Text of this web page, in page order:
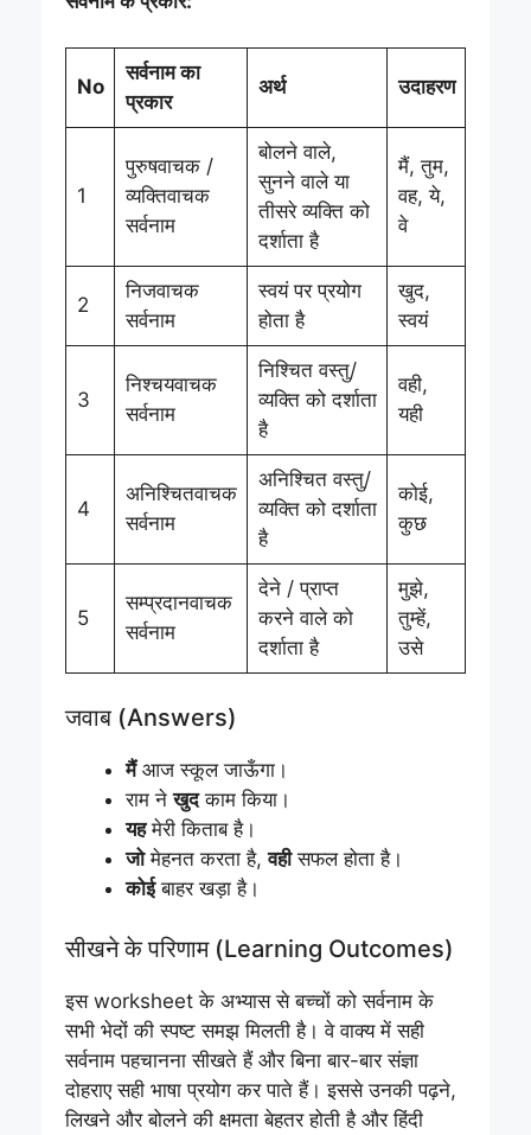
No
सर्वनाम का
प्रकार
अर्थ उदाहरण
1
पुरुषवाचक /
व्यक्तिवाचक
सर्वनाम
बोलने वाले,
सुनने वाले या
तीसरे व्यक्ति को
दर्शाता है
मैं, तुम,
वह, ये,
वे
2
निजवाचक
सर्वनाम
स्वयं पर प्रयोग
होता है
खुद,
स्वयं
3
निश्चयवाचक
सर्वनाम
निश्चित वस्तु/
व्यक्ति को दर्शाता
है
वही,
यही
4
अनिश्चितवाचक
सर्वनाम
अनिश्चित वस्तु/
व्यक्ति को दर्शाता
है
कोई,
कुछ
5
सम्प्रदानवाचक
सर्वनाम
देने / प्राप्त
करने वाले को
दर्शाता है
मुझे,
तुम्हें,
उसे
जवाब (Answers)
मैंआज स्कूल जाऊँगा।
राम नेखुदकाम किया।
यहमेरी किताब है।
जोमेहनत करता है,वहीसफल होता है।
कोईबाहर खड़ा है।
सीखने के परिणाम (Learning Outcomes)
इस worksheet के अभ्यास से बच्चों को सर्वनाम के
सभी भेदों की स्पष्ट समझ मिलती है। वे वाक्य में सही
सर्वनाम पहचानना सीखते हैं और बिना बार-बार संज्ञा
दोहराए सही भाषा प्रयोग कर पाते हैं। इससे उनकी पढ़ने,
लिखने और बोलने की क्षमता बेहतर होती है और हिंदी